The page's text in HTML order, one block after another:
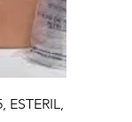
ESTERIL,